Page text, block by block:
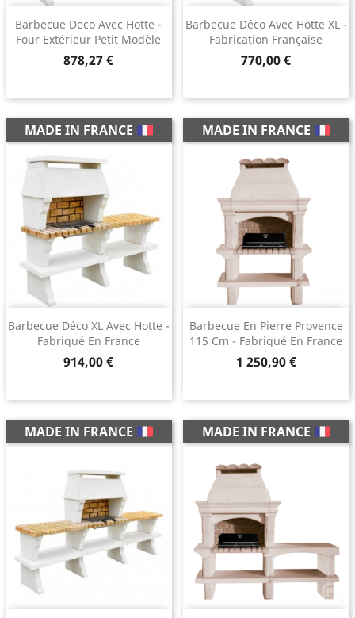
Barbecue Deco Avec Hotte -
Four Extérieur Petit Modèle
Prix
878,27 €
Barbecue Déco Avec Hotte XL -
Fabrication Française
Prix
770,00 €
Barbecue Déco XL Avec Hotte -
Fabriqué En France
Prix
914,00 €
MADE IN FRANCE
Barbecue En Pierre Provence
115 Cm - Fabriqué En France
Prix
1 250,90 €
MADE IN FRANCE
MADE IN FRANCE MADE IN FRANCE